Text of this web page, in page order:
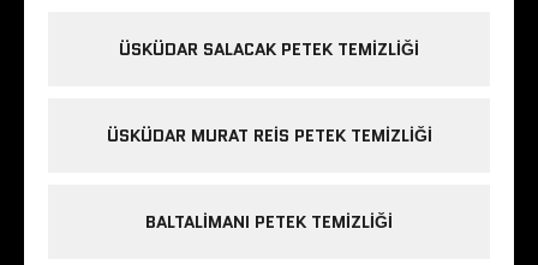
ÜSKÜDAR SALACAK PETEK TEMIZLIĞI
ÜSKÜDAR MURAT REIS PETEK TEMIZLIĞI
BALTALIMANI PETEK TEMIZLIĞI